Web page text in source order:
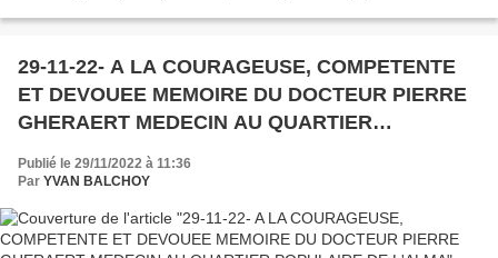
29-11-22- A LA COURAGEUSE, COMPETENTE
ET DEVOUEE MEMOIRE DU DOCTEUR PIERRE
GHERAERT MEDECIN AU QUARTIER
Publié le 29/11/2022 à 11:36
Par YVAN BALCHOY